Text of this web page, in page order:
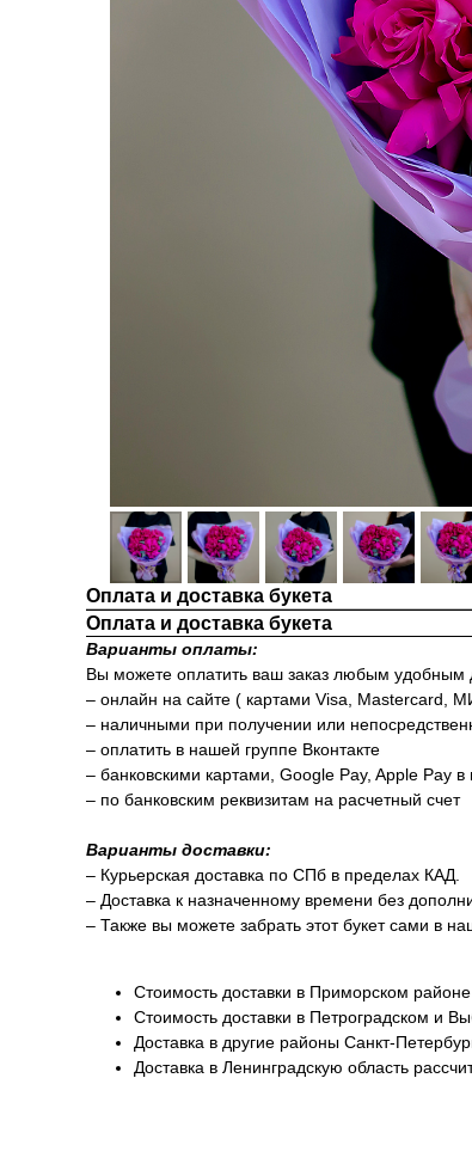
Оплата и доставка букета
Оплата и доставка букета
Варианты оплаты:
Вы можете оплатить ваш заказ любым удобным
– онлайн на сайте ( картами Visa, Mastercard,
– наличными при получении или
– оплатить в нашей группе Вконтакте
– банковскими картами, Google Pay, Apple Pay
– по банковским реквизитам на расчетный счет
Варианты доставки:
– Курьерская доставка по СПб в пределах КАД.
– Доставка к назначенному времени без
– Также вы можете забрать этот букет сами в
Стоимость доставки в Приморском
Стоимость доставки в Петроградском и
Доставка в другие районы Санкт-
Доставка в Ленинградскую область